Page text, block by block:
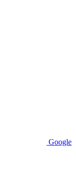
Google